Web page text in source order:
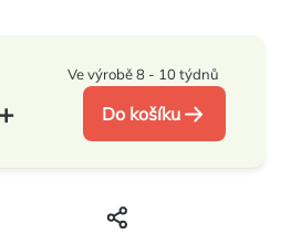
Ve výrobě 8 - 10 týdnů
Do košíku